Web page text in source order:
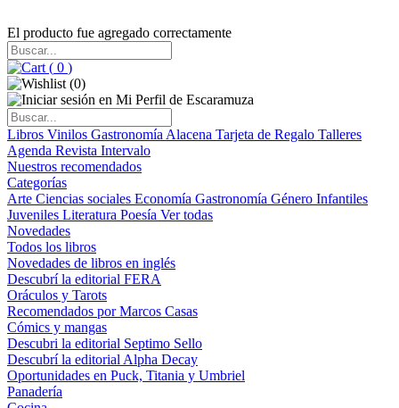
El producto fue agregado correctamente
( 0 )
(0)
Libros Vinilos Gastronomía Alacena Tarjeta de Regalo Talleres
Agenda Revista Intervalo
Nuestros recomendados
Categorías
Arte Ciencias sociales Economía Gastronomía Género Infantiles
Juveniles Literatura Poesía Ver todas
Novedades
Todos los libros
Novedades de libros en inglés
Descubrí la editorial FERA
Oráculos y Tarots
Recomendados por Marcos Casas
Cómics y mangas
Descubri la editorial Septimo Sello
Descubrí la editorial Alpha Decay
Oportunidades en Puck, Titania y Umbriel
Panadería